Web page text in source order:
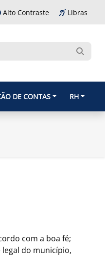
Alto Contraste Libras
DE CONTAS RH
com a boa fé;
do município,